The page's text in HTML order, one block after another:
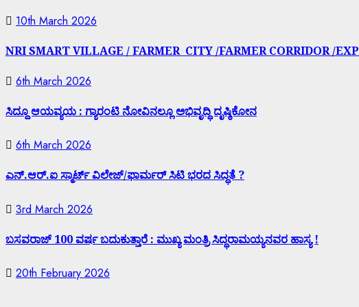
10th March 2026
NRI SMART VILLAGE / FARMER CITY /FARMER CORRIDOR /
6th March 2026
ಸಿದ್ದೂ ಆಯವ್ಯಯ : ಗ್ಯಾರಂಟಿ ನೋವಿನಲ್ಲೂ ಅಭಿವೃದ್ಧಿ ದೃಷ್ಠಿಕೋನ
6th March 2026
ಎನ್.ಆರ್.ಐ ಸ್ಮಾರ್ಟ್ ವಿಲೇಜ್/ಫಾರ್ಮರ್ ಸಿಟಿ ಭರದ ಸಿದ್ಧತೆ ?
3rd March 2026
ಬಸವರಾಜ್ 100 ವರ್ಷ ಬದುಕುತ್ತಾರೆ : ಮುಖ್ಯ ಮಂತ್ರಿ ಸಿದ್ಧರಾಮಯ್ಯನವರ ಹಾಸ್ಯ !
20th February 2026